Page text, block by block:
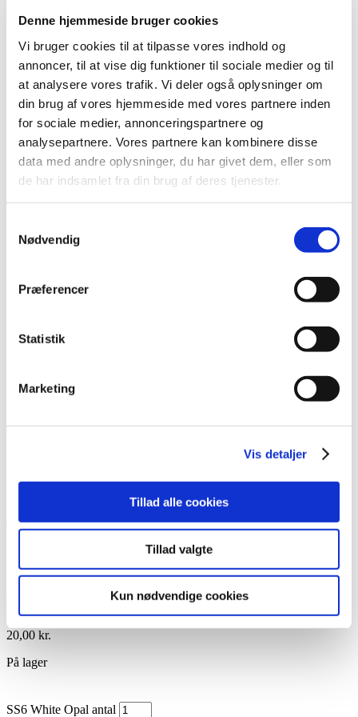
Denne hjemmeside bruger cookies
Vi bruger cookies til at tilpasse vores indhold og
annoncer, til at vise dig funktioner til sociale medier og til
at analysere vores trafik. Vi deler også oplysninger om
din brug af vores hjemmeside med vores partnere inden
for sociale medier, annonceringspartnere og
analysepartnere. Vores partnere kan kombinere disse
data med andre oplysninger, du har givet dem, eller som
de har indsamlet fra din brug af deres tjenester.
Nødvendig
Præferencer
Statistik
Marketing
Vis detaljer
Tillad alle cookies
Tillad valgte
Kun nødvendige cookies
Negle Olie
Stamping
Sten
Stickers
Striping Tape
Tipper & øvehænder
Værktøj
Water Decals
Valentinesdag
Jule Nailart
Påske Nailart
Kurser
Jelly Maske
DIY Lashes
Vare: SS6 White Opal
SS6 White Opal
20,00 kr.
På lager
SS6 White Opal antal